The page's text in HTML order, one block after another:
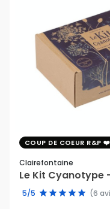
COUP DE COEUR R&P
Clairefontaine
Le Kit
5/5 (6